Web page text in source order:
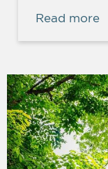
Read more